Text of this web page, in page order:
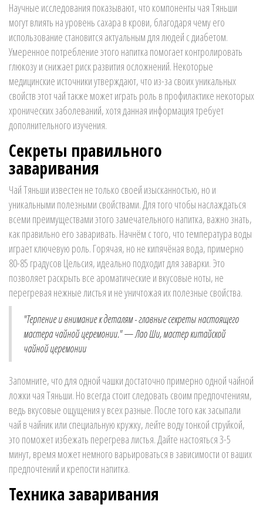
Научные исследования показывают, что компоненты чая Тяньши
могут влиять на уровень сахара в крови, благодаря чему его
использование становится актуальным для людей с диабетом.
Умеренное потребление этого напитка помогает контролировать
глюкозу и снижает риск развития осложнений. Некоторые
медицинские источники утверждают, что из-за своих уникальных
свойств этот чай также может играть роль в профилактике некоторых
хронических заболеваний, хотя данная информация требует
дополнительного изучения.
Секреты правильного
заваривания
Чай Тяньши известен не только своей изысканностью, но и
уникальными полезными свойствами. Для того чтобы наслаждаться
всеми преимуществами этого замечательного напитка, важно знать,
как правильно его заваривать. Начнём с того, что температура воды
играет ключевую роль. Горячая, но не кипячёная вода, примерно
80-85 градусов Цельсия, идеально подходит для заварки. Это
позволяет раскрыть все ароматические и вкусовые ноты, не
перегревая нежные листья и не уничтожая их полезные свойства.
"Терпение и внимание к деталям - главные секреты настоящего
мастера чайной церемонии." — Лао Ши, мастер китайской
чайной церемонии
Запомните, что для одной чашки достаточно примерно одной чайной
ложки чая Тяньши. Но всегда стоит следовать своим предпочтениям,
ведь вкусовые ощущения у всех разные. После того как засыпали
чай в чайник или специальную кружку, лейте воду тонкой струйкой,
это поможет избежать перегрева листья. Дайте настояться 3-5
минут, время может немного варьироваться в зависимости от ваших
предпочтений и крепости напитка.
Техника заваривания